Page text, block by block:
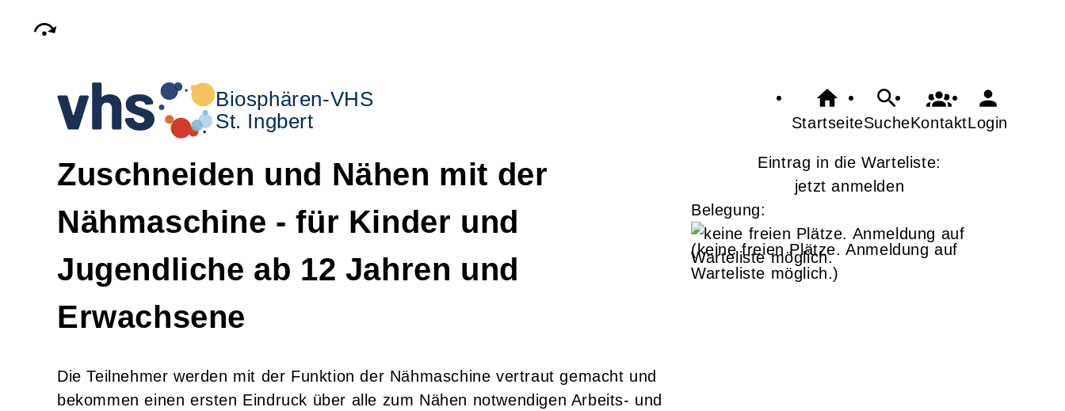
Biosphären-VHS
St. Ingbert
StartseiteSucheKontaktLogin
Zuschneiden und Nähen mit der
Nähmaschine - für Kinder und
Jugendliche ab 12 Jahren und
Erwachsene
Die Teilnehmer werden mit der Funktion der Nähmaschine vertraut gemacht und
bekommen einen ersten Eindruck über alle zum Nähen notwendigen Arbeits- und
Eintrag in die Warteliste:
jetzt anmelden
Belegung:
(keine freien Plätze. Anmeldung auf
Warteliste möglich.)